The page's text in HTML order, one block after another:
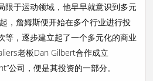
限于运动领域，他早早就意识到多元
，詹姆斯便开始在多个行业进行投
等，逐步建立起了一个多元化的商业
老板Dan Gilbert合作成立
公司，便是其投资的一部分。